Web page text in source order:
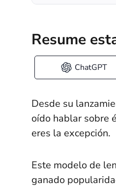
Resume
ChatGPT
Desde su
oído hablar sobre
eres la excepción.
Este modelo de
ganado